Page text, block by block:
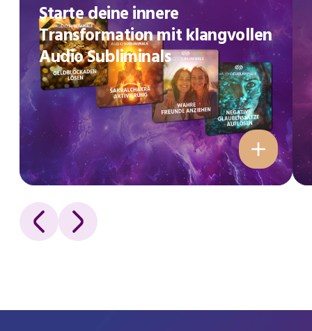
Starte deine innere
Transformation mit klangvollen
Audio Subliminals